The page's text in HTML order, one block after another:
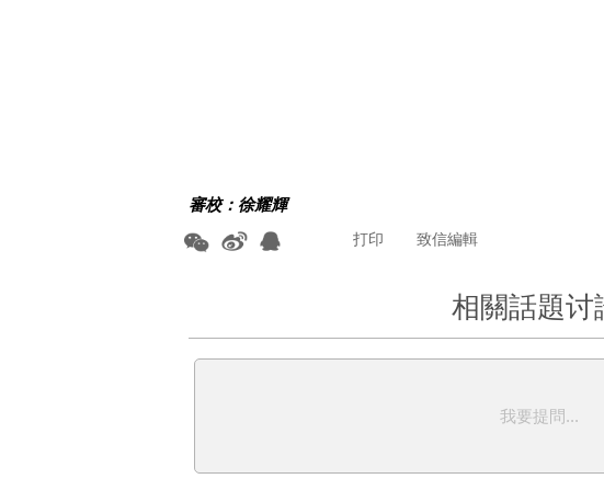
審校：徐耀輝
致信編輯
打印
相關話題讨
我要提問...